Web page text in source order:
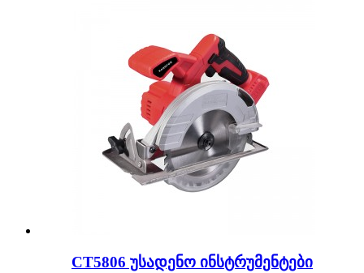
CT5806 უსადენო ინსტრუმენტები